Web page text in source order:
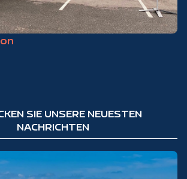
SIE UNSERE NEUESTEN
NACHRICHTEN